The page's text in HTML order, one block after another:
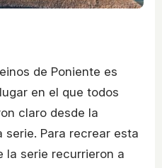
de Poniente es
en el que todos
claro desde la
serie. Para recrear esta
la serie recurrieron a